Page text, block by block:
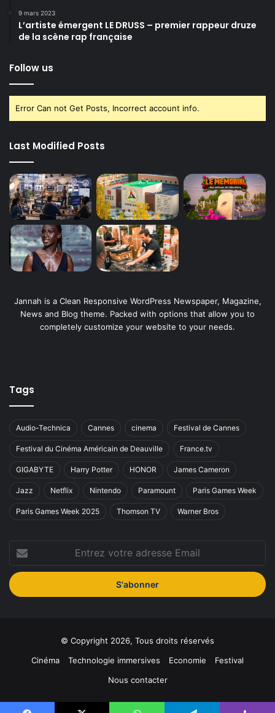
9 mars 2023
L’artiste émergent LE DRUSS – premier rappeur druze
de la scène rap française
Follow us
Error Can not Get Posts, Incorrect account info.
Last Modified Posts
Jannah is a Clean Responsive WordPress Newspaper, Magazine,
News and Blog theme. Packed with options that allow you to
completely customize your website to your needs.
Tags
Audio-Technica Cannes cinema Festival de Cannes
Festival du Cinéma Américain de Deauville France.tv
GIGABYTE Harry Potter HONOR James Cameron
Jazz Netflix Nintendo Paramount Paris Games Week
Paris Games Week 2025 Thomson TV Warner Bros
votre
adresse
Email
© Copyright 2026, Tous droits réservés
Cinéma
Technologie immersives Economie
Festival
Nous contacter